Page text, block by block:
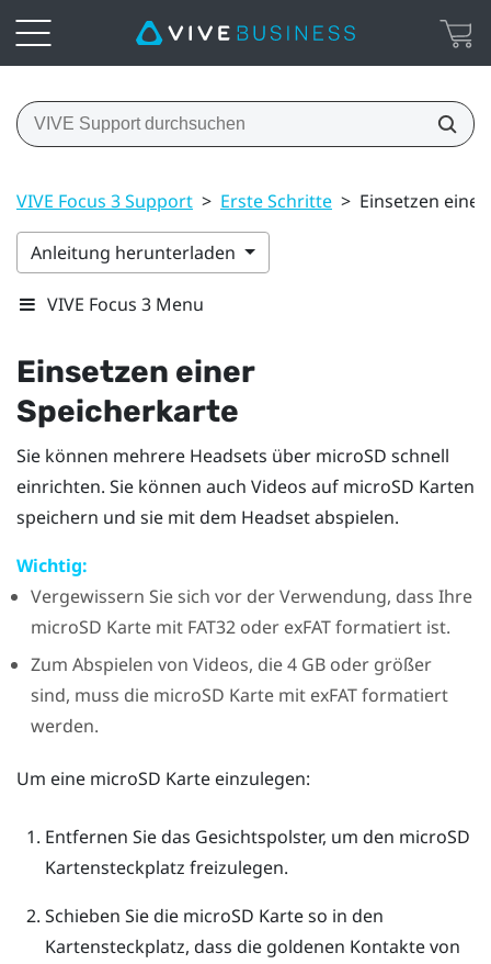
VIVE Focus 3 Support > Erste Schritte > Einsetzen
Anleitung herunterladen
VIVE Focus 3 Menu
Einsetzen einer
Speicherkarte
Sie können mehrere Headsets über microSD schnell
einrichten. Sie können auch Videos auf microSD Karten
speichern und sie mit dem Headset abspielen.
Wichtig:
Vergewissern Sie sich vor der Verwendung, dass Ihre
microSD Karte mit FAT32 oder exFAT formatiert ist.
Zum Abspielen von Videos, die 4 GB oder größer
sind, muss die microSD Karte mit exFAT formatiert
werden.
Um eine microSD Karte einzulegen:
Entfernen Sie das Gesichtspolster, um den microSD
Kartensteckplatz freizulegen.
Schieben Sie die microSD Karte so in den
Kartensteckplatz, dass die goldenen Kontakte von